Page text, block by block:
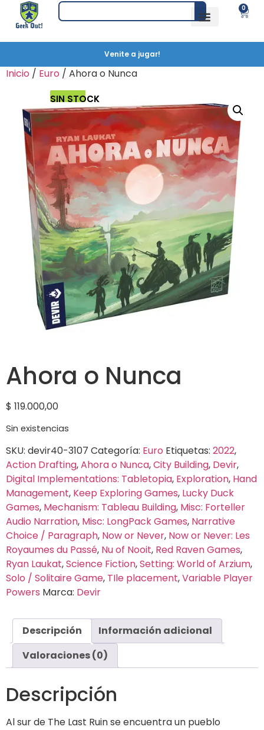
0
Venite a jugar!
Inicio / Euro / Ahora o Nunca
SIN STOCK
Ahora o Nunca
$ 119.000,00
Sin existencias
SKU: devir40-3107 Categoría: Euro Etiquetas: 2022,
Action Drafting,Ahora o Nunca,City Building, Devir,
Digital Implementations: Tabletopia, Exploration, Hand
Management, Keep Exploring Games, Lucky Duck
Games, Mechanism: Tableau Building, Misc: Forteller
Audio Narration, Misc: LongPack Games, Narrative
Choice / Paragraph, Now or Never, Now or Never: Les
Royaumes du Passé, Nu of Nooit, Red Raven Games,
Ryan Laukat,Science Fiction,Setting: World of Arzium,
Solo / Solitaire Game, TIle placement,Variable Player
Powers Marca: Devir
Descripción
Información adicional
Valoraciones (0)
Descripción
Al sur de The Last Ruin se encuentra un pueblo